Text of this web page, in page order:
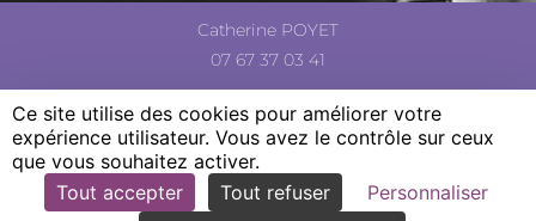
Catherine POYET
07 67 37 03 41
Mentions légales| Politique de confidentialité
Ce site utilise des cookies pour améliorer votre
expérience utilisateur. Vous avez le contrôle sur ceux
que vous souhaitez activer.
Tout accepter
Tout refuser
Personnaliser